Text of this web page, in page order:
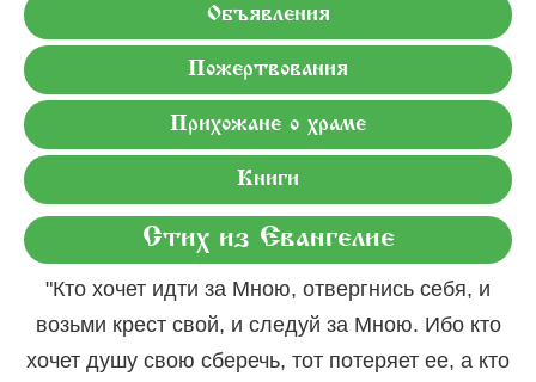
Объявления
Пожертвования
Прихожане о храме
Книги
Стих из Евангелие
"Кто хочет идти за Мною, отвергнись себя, и
возьми крест свой, и следуй за Мною. Ибо кто
хочет душу свою сберечь, тот потеряет ее, а кто